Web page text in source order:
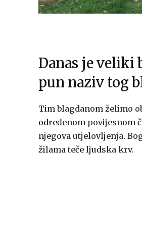
Danas je veliki
pun naziv tog
Tim blagdanom želimo
određenom povijesnom
njegova utjelovljenja.
žilama teče ljudska krv.